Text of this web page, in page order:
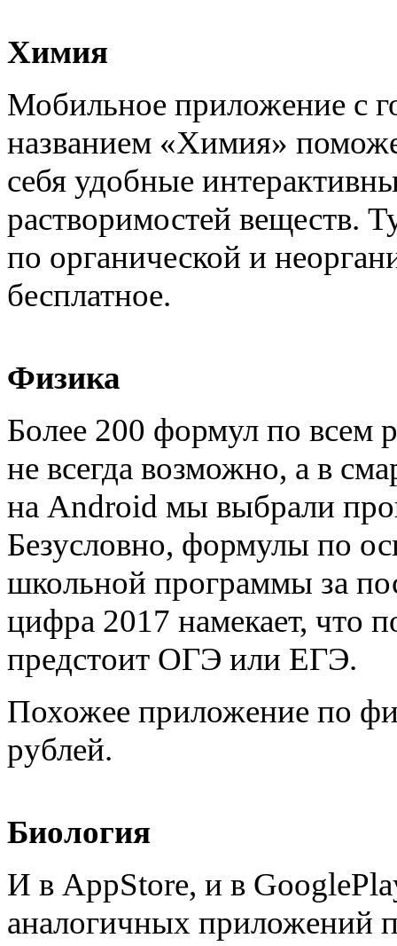
Химия
Мобильное приложение с
названием «Химия»
себя удобные
растворимостей веществ.
по органической и
бесплатное.
Физика
Более 200 формул по всем
не всегда возможно, а в
на Android мы выбрали
Безусловно, формулы по
школьной программы за
цифра 2017 намекает, что
предстоит ОГЭ или ЕГЭ.
Похожее приложение по
рублей.
Биология
И в AppStore, и в
аналогичных приложений